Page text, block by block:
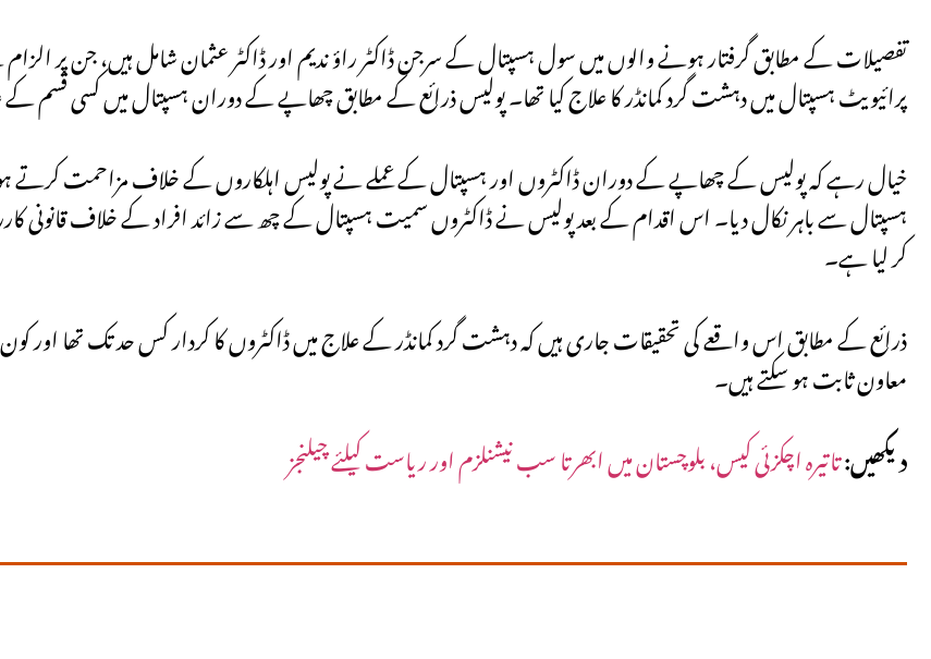
تفصیلات کے مطابق گرفتار ہونے والوں میں سول ہسپتال کے سرجن ڈاکٹر راؤ ندیم اور ڈاکٹر عثمان شامل ہیں، جن پر
پرائیویٹ ہسپتال میں دہشت گرد کمانڈر کا علاج کیا تھا۔ پولیس ذرائع کے مطابق چھاپے کے دوران ہسپتال میں کسی قسم کے
خیال رہے کہ پولیس کے چھاپے کے دوران ڈاکٹروں اور ہسپتال کے عملے نے پولیس اہلکاروں کے خلاف مزاحمت کرتے
ہسپتال سے باہر نکال دیا۔ اس اقدام کے بعد پولیس نے ڈاکٹروں سمیت ہسپتال کے چھ سے زائد افراد کے خلاف قانونی
کر لیا ہے۔
ذرائع کے مطابق اس واقعے کی تحقیقات جاری ہیں کہ دہشت گرد کمانڈر کے علاج میں ڈاکٹروں کا کردار کس حد تک تھا اور کون
معاون ثابت ہو سکتے ہیں۔
دیکھیں:تاتیرہ اچکزئی کیس، بلوچستان میں ابھرتا سب نیشنلزم اور ریاست کیلئے چیلنجز